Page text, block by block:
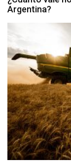
Argentina?